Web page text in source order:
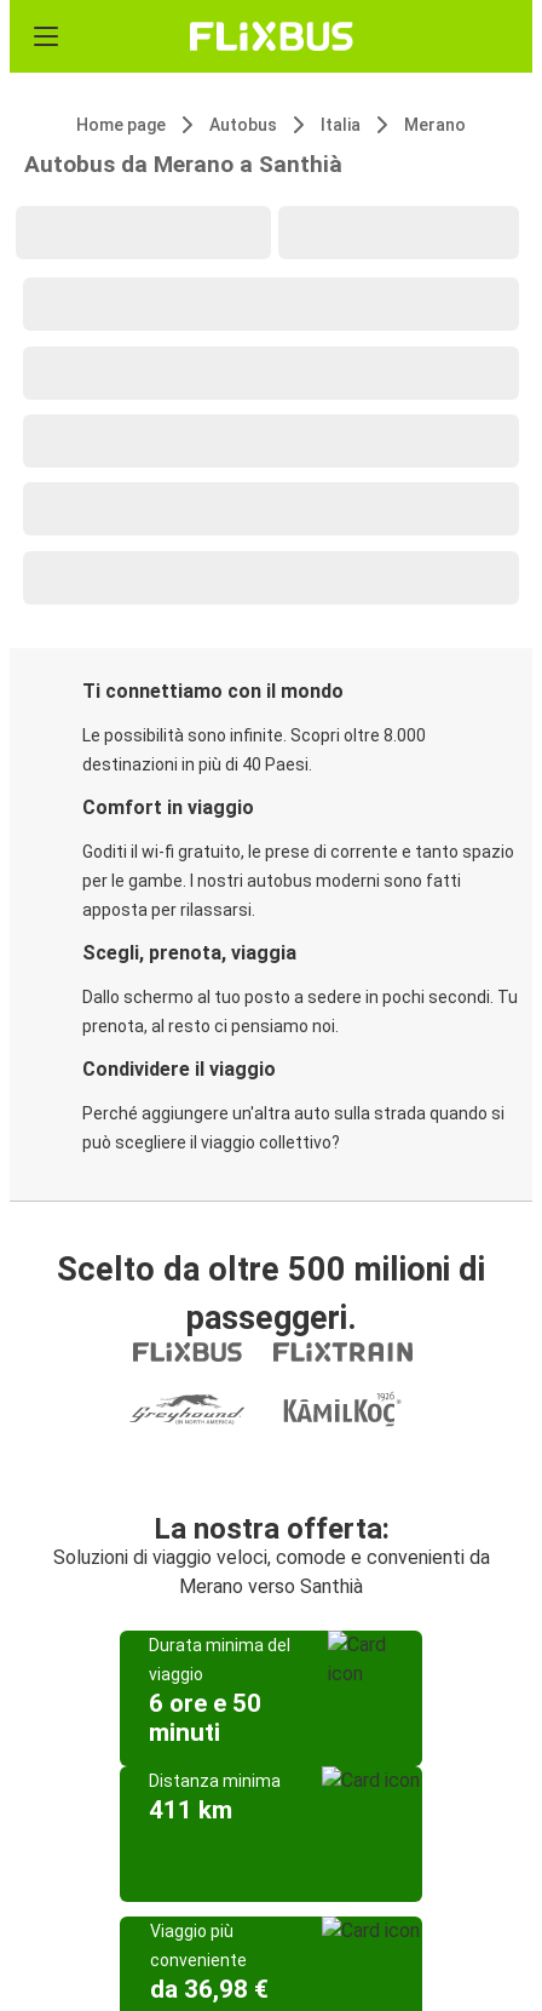
Home page Autobus Italia Merano
Autobus da Merano a Santhià
Ti connettiamo con il mondo
Le possibilità sono infinite. Scopri oltre 8.000
destinazioni in più di 40 Paesi.
Comfort in viaggio
Goditi il wi-fi gratuito, le prese di corrente e tanto spazio
per le gambe. I nostri autobus moderni sono fatti
apposta per rilassarsi.
Scegli, prenota, viaggia
Dallo schermo al tuo posto a sedere in pochi secondi. Tu
prenota, al resto ci pensiamo noi.
Condividere il viaggio
Perché aggiungere un'altra auto sulla strada quando si
può scegliere il viaggio collettivo?
Scelto da oltre 500 milioni di
passeggeri.
La nostra offerta:
Soluzioni di viaggio veloci, comode e convenienti da
Merano verso Santhià
Durata minima del
viaggio
6 ore e 50
minuti
Distanza minima
411 km
Viaggio più
conveniente
da 36,98 €